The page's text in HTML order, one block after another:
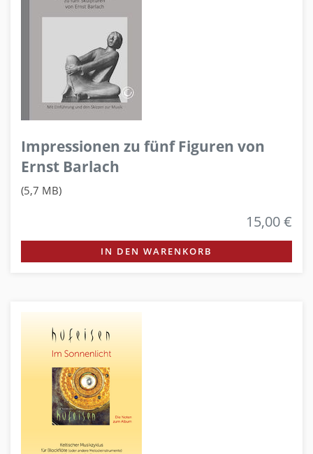
Impressionen zu fünf Figuren von
Ernst Barlach
(5,7 MB)
15,00 €
IN DEN WARENKORB